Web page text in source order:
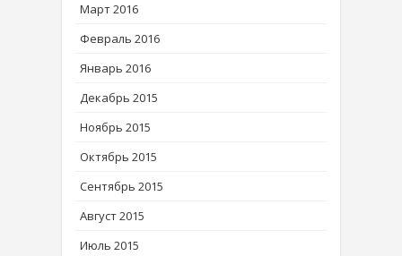
Март 2016
Февраль 2016
Январь 2016
Декабрь 2015
Ноябрь 2015
Октябрь 2015
Сентябрь 2015
Август 2015
Июль 2015